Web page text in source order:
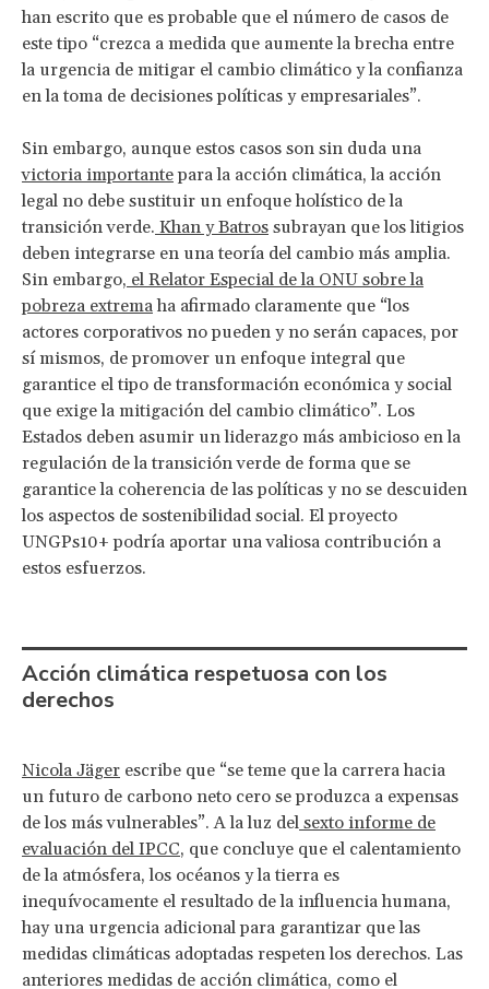
han escrito que es probable que el número de casos de
este tipo “crezca a medida que aumente la brecha entre
la urgencia de mitigar el cambio climático y la confianza
en la toma de decisiones políticas y empresariales”.
Sin embargo, aunque estos casos son sin duda una
victoria importantepara la acción climática, la acción
legal no debe sustituir un enfoque holístico de la
transición verde. Khan y Batros subrayan que los litigios
deben integrarse en una teoría del cambio más amplia.
Sin embargo, el Relator Especial de la ONU sobre la
pobreza extremaha afirmado claramente que “los
actores corporativos no pueden y no serán capaces, por
sí mismos, de promover un enfoque integral que
garantice el tipo de transformación económica y social
que exige la mitigación del cambio climático”. Los
Estados deben asumir un liderazgo más ambicioso en la
regulación de la transición verde de forma que se
garantice la coherencia de las políticas y no se descuiden
los aspectos de sostenibilidad social. El proyecto
UNGPs10+ podría aportar una valiosa contribución a
estos esfuerzos.
Acción climática respetuosa con los
derechos
Nicola Jäger escribe que “se teme que la carrera hacia
un futuro de carbono neto cero se produzca a expensas
de los más vulnerables”. A la luz del sexto informe de
evaluación del IPCC, que concluye que el calentamiento
de la atmósfera, los océanos y la tierra es
inequívocamente el resultado de la influencia humana,
hay una urgencia adicional para garantizar que las
medidas climáticas adoptadas respeten los derechos. Las
anteriores medidas de acción climática, como el